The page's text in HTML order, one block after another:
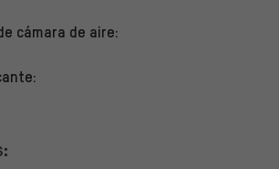
cámara de aire: